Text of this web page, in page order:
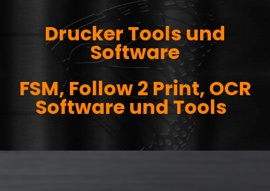
Drucker Tools und
Software
FSM, Follow 2 Print, OCR
Software und Tools